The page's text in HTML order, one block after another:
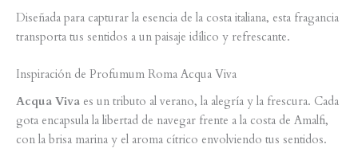
Diseñada para capturar la esencia de la costa italiana, esta fragancia
transporta tus sentidos a un paisaje idílico y refrescante.
Inspiración de Profumum Roma Acqua Viva
Acqua Viva es un tributo al verano, la alegría y la frescura. Cada
gota encapsula la libertad de navegar frente a la costa de Amalfi,
con la brisa marina y el aroma cítrico envolviendo tus sentidos.